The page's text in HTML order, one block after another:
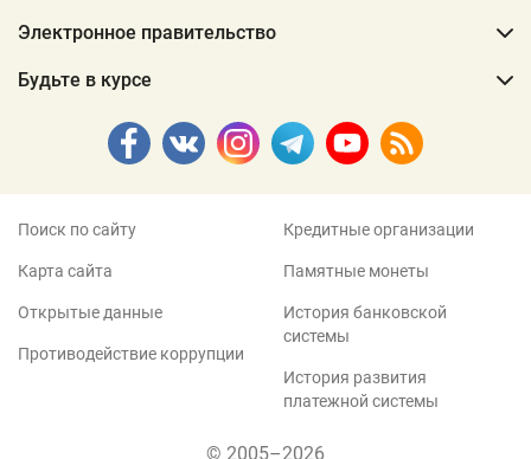
Электронное правительство
Будьте в курсе
Поиск по сайту
Карта сайта
Открытые данные
Противодействие коррупции
Кредитные организации
Памятные монеты
История банковской
системы
История развития
платежной системы
© 2005–2026